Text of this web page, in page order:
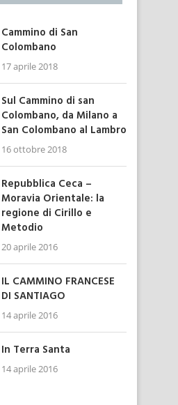
Cammino di San
Colombano
17 aprile 2018
Sul Cammino di san
Colombano, da Milano a
San Colombano al Lambro
16 ottobre 2018
Repubblica Ceca –
Moravia Orientale: la
regione di Cirillo e
Metodio
20 aprile 2016
IL CAMMINO FRANCESE
DI SANTIAGO
14 aprile 2016
In Terra Santa
14 aprile 2016